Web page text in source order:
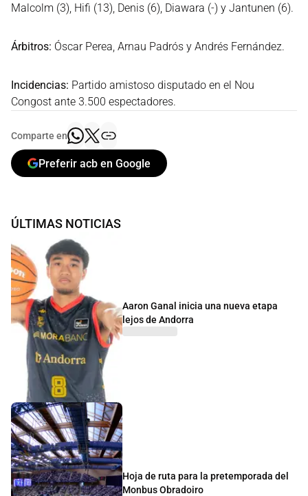
Malcolm (3), Hifi (13), Denis (6), Diawara (-) y Jantunen (6).
Árbitros: Óscar Perea, Arnau Padrós y Andrés Fernández.
Incidencias: Partido amistoso disputado en el Nou
Congost ante 3.500 espectadores.
Comparte en
Preferir acb en Google
ÚLTIMAS NOTICIAS
Aaron Ganal inicia una nueva etapa
lejos de Andorra
Hoja de ruta para la pretemporada del
Monbus Obradoiro